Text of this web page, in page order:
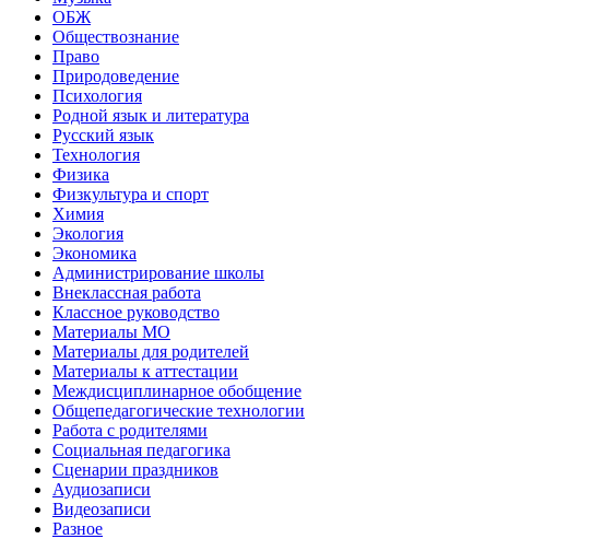
ОБЖ
Обществознание
Право
Природоведение
Психология
Родной язык и литература
Русский язык
Технология
Физика
Физкультура и спорт
Химия
Экология
Экономика
Администрирование школы
Внеклассная работа
Классное руководство
Материалы МО
Материалы для родителей
Материалы к аттестации
Междисциплинарное обобщение
Общепедагогические технологии
Работа с родителями
Социальная педагогика
Сценарии праздников
Аудиозаписи
Видеозаписи
Разное